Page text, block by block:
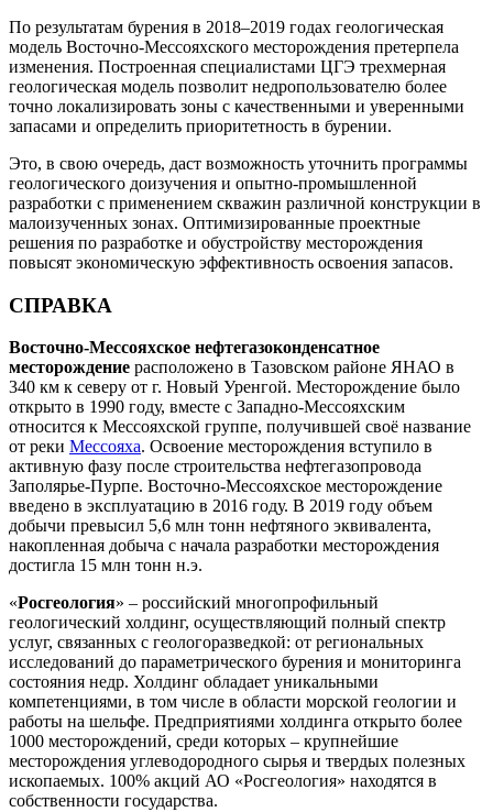
По результатам бурения в 2018–2019 годах геологическая
модель Восточно-Мессояхского месторождения претерпела
изменения. Построенная специалистами ЦГЭ трехмерная
геологическая модель позволит недропользователю более
точно локализировать зоны с качественными и уверенными
запасами и определить приоритетность в бурении.
Это, в свою очередь, даст возможность уточнить программы
геологического доизучения и опытно-промышленной
разработки с применением скважин различной конструкции в
малоизученных зонах. Оптимизированные проектные
решения по разработке и обустройству месторождения
повысят экономическую эффективность освоения запасов.
СПРАВКА
Восточно-Мессояхское нефтегазоконденсатное
месторождение расположено в Тазовском районе ЯНАО в
340 км к северу от г. Новый Уренгой. Месторождение было
открыто в 1990 году, вместе с Западно-Мессояхским
относится к Мессояхской группе, получившей своё название
от реки Мессояха. Освоение месторождения вступило в
активную фазу после строительства нефтегазопровода
Заполярье-Пурпе. Восточно-Мессояхское месторождение
введено в эксплуатацию в 2016 году. В 2019 году объем
добычи превысил 5,6 млн тонн нефтяного эквивалента,
накопленная добыча с начала разработки месторождения
достигла 15 млн тонн н.э.
«Росгеология» – российский многопрофильный
геологический холдинг, осуществляющий полный спектр
услуг, связанных с геологоразведкой: от региональных
исследований до параметрического бурения и мониторинга
состояния недр. Холдинг обладает уникальными
компетенциями, в том числе в области морской геологии и
работы на шельфе. Предприятиями холдинга открыто более
1000 месторождений, среди которых – крупнейшие
месторождения углеводородного сырья и твердых полезных
ископаемых. 100% акций АО «Росгеология» находятся в
собственности государства.